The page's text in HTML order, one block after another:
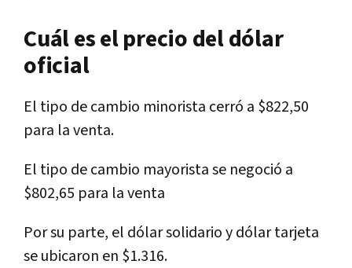
Cuál es el precio del dólar
oficial
El tipo de cambio minorista cerró a $822,50
para la venta.
El tipo de cambio mayorista se negoció a
$802,65 para la venta
Por su parte, el dólar solidario y dólar tarjeta
se ubicaron en $1.316.